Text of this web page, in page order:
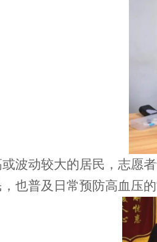
波动较大的居民，志愿
也普及日常预防高血压